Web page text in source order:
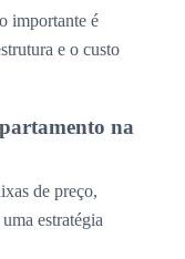
importante é
e o custo
na
de preço,
uma estratégia